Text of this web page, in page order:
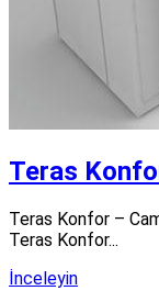
Teras
Teras Konfor –
Teras Konfor...
İnceleyin